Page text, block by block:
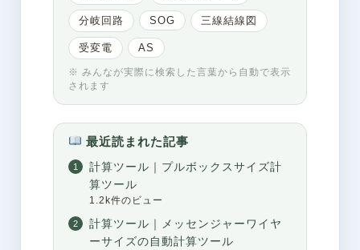
分岐回路 SOG 三線結線図
受変電 AS
※ みんなが実際に検索した言葉から自動で表示
されます
最近読まれた記事
計算ツール｜プルボックスサイズ計
算ツール
1.2k件のビュー
計算ツール｜メッセンジャーワイヤ
ーサイズの自動計算ツール